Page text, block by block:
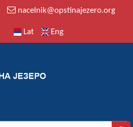
nacelnik@opstinajezero.org
Lat Eng